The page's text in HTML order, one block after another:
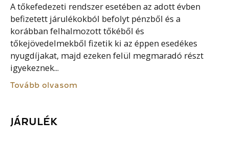
A tőkefedezeti rendszer esetében az adott évben
befizetett járulékokból befolyt pénzből és a
korábban felhalmozott tőkéből és
tőkejövedelmekből fizetik ki az éppen esedékes
nyugdíjakat, majd ezeken felül megmaradó részt
igyekeznek...
Tovább olvasom
JÁRULÉK